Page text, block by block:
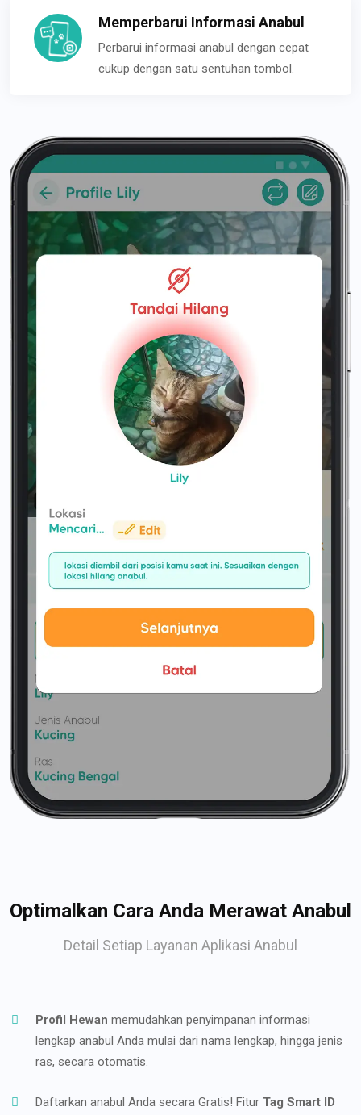
Memperbarui Informasi Anabul
Perbarui informasi anabul dengan cepat
cukup dengan satu sentuhan tombol.
Optimalkan Cara Anda Merawat Anabul
Detail Setiap Layanan Aplikasi Anabul
Profil Hewan memudahkan penyimpanan informasi
lengkap anabul Anda mulai dari nama lengkap, hingga jenis
ras, secara otomatis.
Daftarkan anabul Anda secara Gratis! Fitur Tag Smart ID